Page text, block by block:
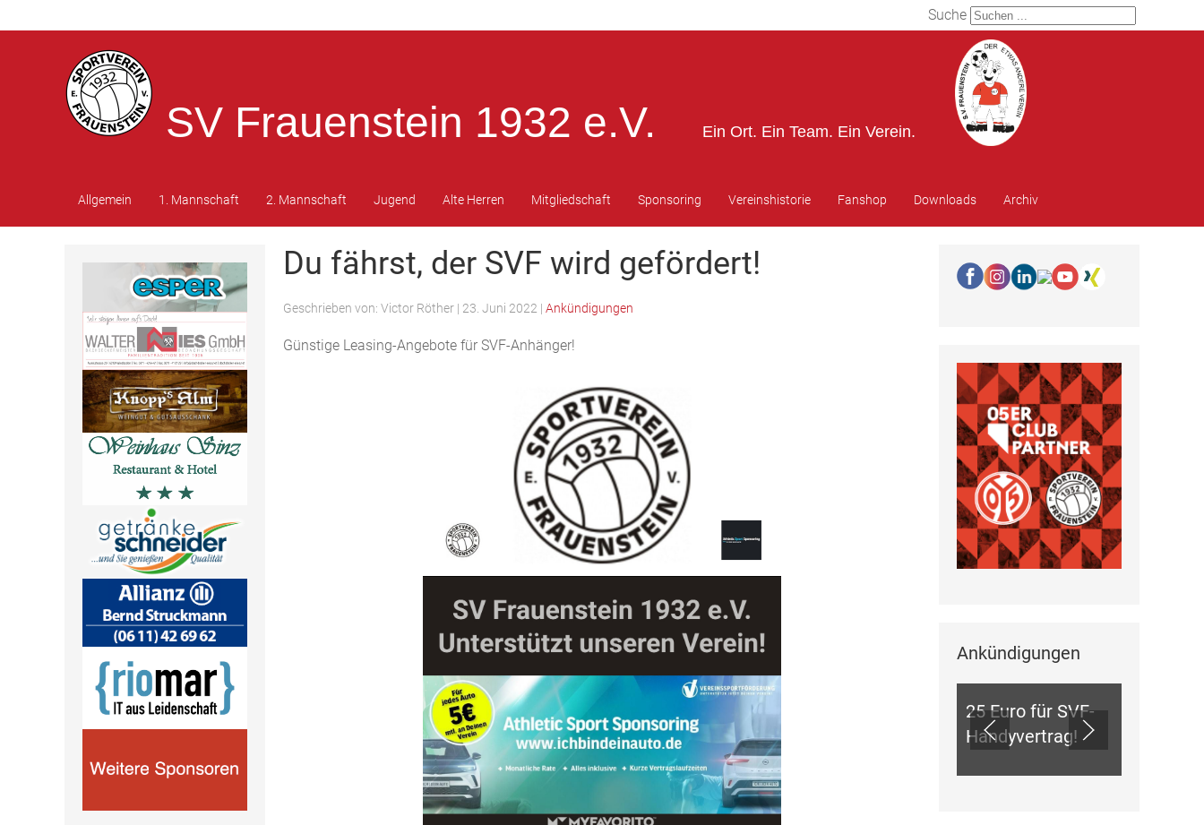
Suche
SV Frauenstein 1932 e.V. Ein Ort. Ein Team. Ein Verein.
Allgemein 1. Mannschaft 2. Mannschaft Jugend Alte Herren Mitgliedschaft Sponsoring Vereinshistorie Fanshop Downloads Archiv
Du fährst, der SVF wird gefördert!
Geschrieben von: Victor Röther | 23. Juni 2022 | Ankündigungen
Günstige Leasing-Angebote für SVF-Anhänger!
Ankündigungen
ANKÜNDIGUNGEN
25 Euro für SVF-
Handyvertrag!